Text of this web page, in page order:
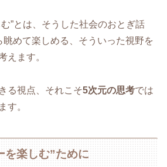
”とは、そうした社会のおとぎ話
眺めて楽しめる、そういった視野を
えます。
る視点、それこそ5次元の思考では
す。
を楽しむ”ために